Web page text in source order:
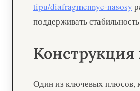
tipu/diafragmennye-nasosy
поддерживать
Конструкция
Один из ключевых плюсов,